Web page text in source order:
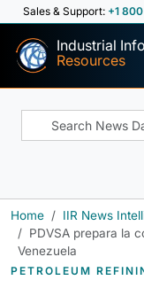
Sales & Support: +1
Industrial Info
Resources
Home
IIR News
PDVSA prepara la
Venezuela
PETROLEUM